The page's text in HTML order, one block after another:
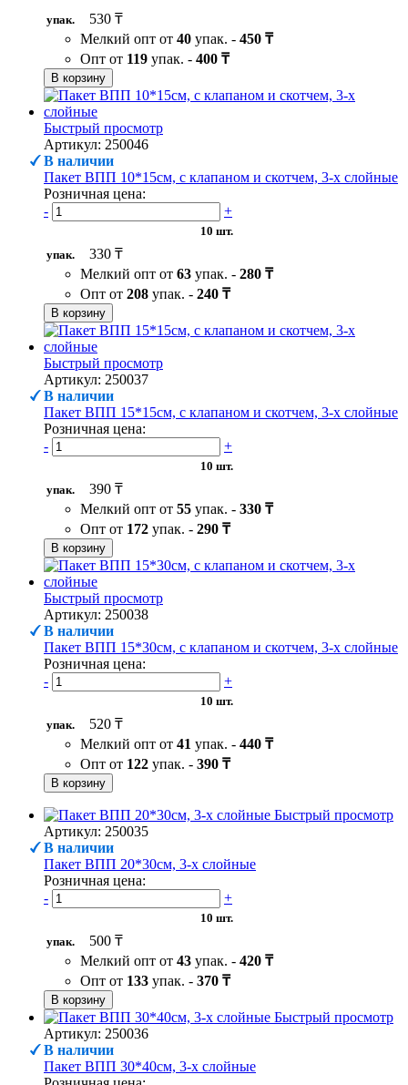
упак.
530 ₸
Мелкий опт от 40 упак. - 450 ₸
Опт от 119 упак. - 400 ₸
В корзину
Быстрый просмотр
Артикул: 250046
В наличии
Пакет ВПП 10*15см, с клапаном и скотчем, 3-х слойные
Розничная цена:
-
+
10 шт.
упак.
330 ₸
Мелкий опт от 63 упак. - 280 ₸
Опт от 208 упак. - 240 ₸
В корзину
Быстрый просмотр
Артикул: 250037
В наличии
Пакет ВПП 15*15см, с клапаном и скотчем, 3-х слойные
Розничная цена:
-
+
10 шт.
упак.
390 ₸
Мелкий опт от 55 упак. - 330 ₸
Опт от 172 упак. - 290 ₸
В корзину
Быстрый просмотр
Артикул: 250038
В наличии
Пакет ВПП 15*30см, с клапаном и скотчем, 3-х слойные
Розничная цена:
-
+
10 шт.
упак.
520 ₸
Мелкий опт от 41 упак. - 440 ₸
Опт от 122 упак. - 390 ₸
В корзину
Быстрый просмотр
Артикул: 250035
В наличии
Пакет ВПП 20*30см, 3-х слойные
Розничная цена:
-
+
10 шт.
упак.
500 ₸
Мелкий опт от 43 упак. - 420 ₸
Опт от 133 упак. - 370 ₸
В корзину
Быстрый просмотр
Артикул: 250036
В наличии
Пакет ВПП 30*40см, 3-х слойные